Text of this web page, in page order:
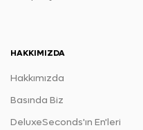
HAKKIMIZDA
Hakkımızda
Basında Biz
DeluxeSeconds'ın En'leri